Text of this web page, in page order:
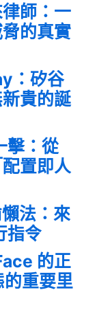
師：一
的真實
：矽谷
新貴的誕
擊：從
置即人
法：來
指令
的正
重要里